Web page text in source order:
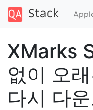
XMarks
없이 오
다시 다